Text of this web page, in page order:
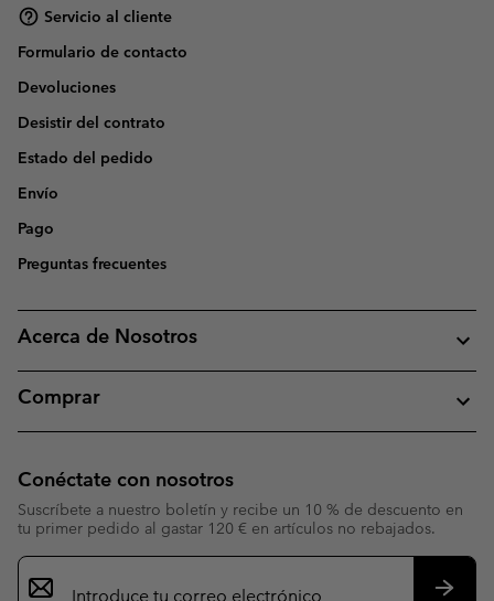
Servicio al cliente
Formulario de contacto
Devoluciones
Desistir del contrato
Estado del pedido
Envío
Pago
Preguntas frecuentes
Acerca de Nosotros
Comprar
Conéctate con nosotros
Suscríbete a nuestro boletín y recibe un 10 % de descuento en
tu primer pedido al gastar 120 € en artículos no rebajados.
Suscripción
de